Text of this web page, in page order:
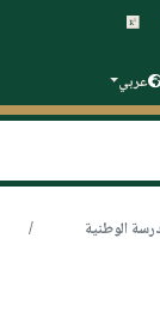
عربي
عباس والمدرسة الوطنية